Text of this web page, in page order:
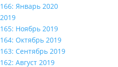
166: Январь 2020
2019
165: Ноябрь 2019
164: Октябрь 2019
163: Сентябрь 2019
162: Август 2019